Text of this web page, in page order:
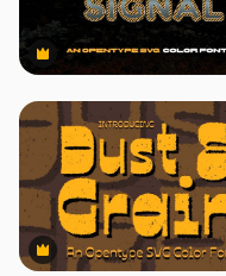
Premium
Premium